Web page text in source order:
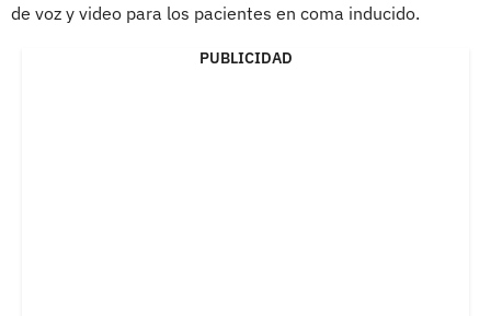
de voz y video para los pacientes en coma inducido.
PUBLICIDAD